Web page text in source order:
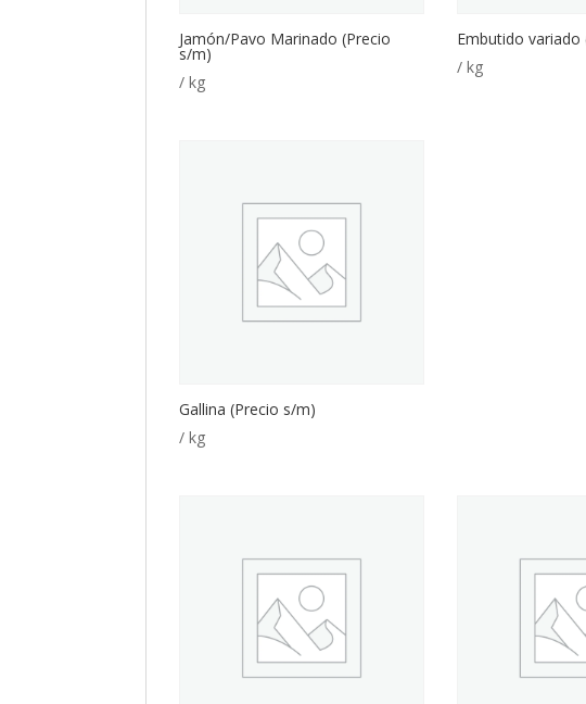
Jamón/Pavo Marinado (Precio
s/m)
/ kg
Embutido variado
/ kg
Gallina (Precio s/m)
/ kg